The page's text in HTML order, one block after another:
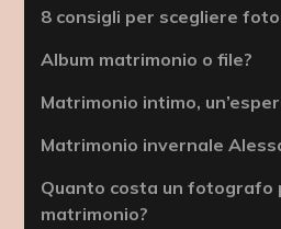
8 consigli per scegliere
Album matrimonio o file?
Matrimonio intimo,
Matrimonio invernale
Quanto costa un fotografo
matrimonio?